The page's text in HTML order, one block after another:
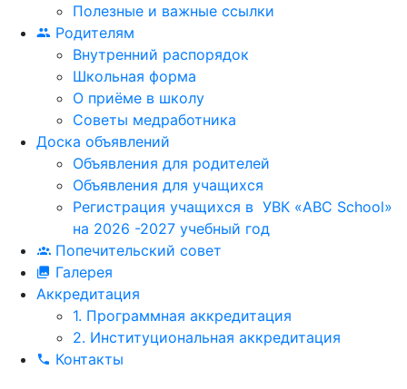
Полезные и важные ссылки
Родителям
Внутренний распорядок
Школьная форма
О приёме в школу
Советы медработника
Доска объявлений
Объявления для родителей
Объявления для учащихся
Регистрация учащихся в УВК «ABC School»
на 2026 -2027 учебный год
Попечительский совет
Галерея
Аккредитация
1. Программная аккредитация
2. Институциональная аккредитация
Контакты